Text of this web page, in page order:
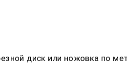
диск или ножовка по